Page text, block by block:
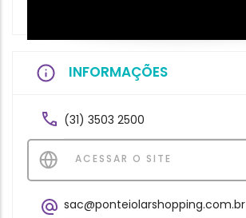
INFORMAÇÕES
(31) 3503 2500
ACESSAR O SITE
sac@ponteiolarshopping.com.br